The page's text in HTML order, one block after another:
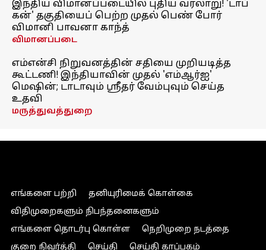
இந்திய விமானப்படையில் புதிய வரலாறு! 'டாப்
கன்' தகுதியைப் பெற்ற முதல் பெண் போர்
விமானி பாவனா காந்த்
விமானப்படை
எம்என்சி நிறுவனத்தின் சதியை முறியடித்த
கூட்டணி! இந்தியாவின் முதல் 'எம்ஆர்ஐ'
மெஷின்; டாடாவும் ஸ்ரீதர் வேம்புவும் செய்த
உதவி
மருத்துவத்துறை
எங்களை பற்றி
தனியுரிமைக் கொள்கை
விதிமுறைகளும் நிபந்தனைகளும்
எங்களை தொடர்பு கொள்ள
நெறிமுறை நடத்தை
குறை நிவர்த்தி
செய்தி செய்தி காப்பகம்